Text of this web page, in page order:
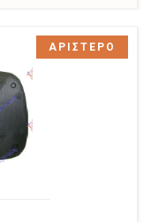
ΑΡΙΣΤΕΡΟ